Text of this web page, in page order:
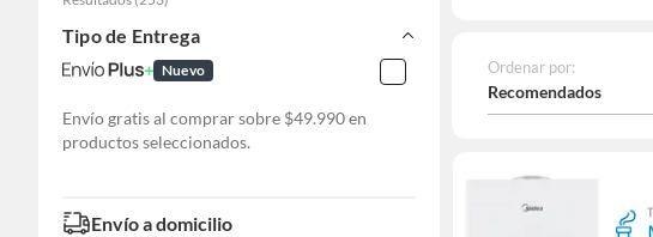
Tipo de Entrega
Nuevo
Envío gratis al comprar sobre $49.990 en
productos seleccionados.
Envío a domicilio
Ordenar por:
Recomendados